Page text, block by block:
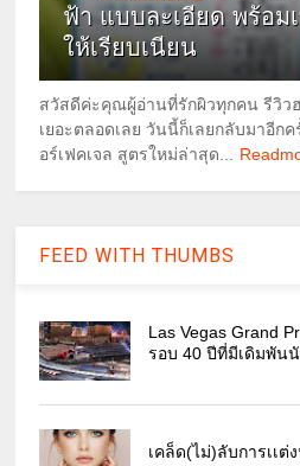
ฟ้า แบบละเอียด พร้อ
ให้เรียบเนียน
สวัสดีค่ะคุณผู้อ่านที่รักผิวทุกคน รีวิว
เยอะตลอดเลย วันนี้ก็เลยกลับมาอีก
อร์เฟคเจล สูตรใหม่ล่าสุด...
FEED WITH THUMBS
Las Vegas Grand
รอบ 40 ปีที่มีเดิมพัน
เคล็ด(ไม่)ลับการเเต่